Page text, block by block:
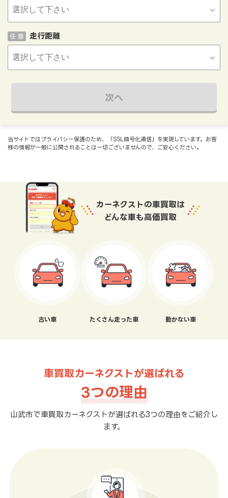
走行距離
任 意
次へ
当サイトではプライバシー保護のため、「SSL暗号化通信」を実現しています。お客
様の情報が一般に公開されることは一切ございませんので、ご安心ください。
カーネクストの車買取は
どんな車も高価買取
古い車 たくさん走った車 動かない車
車買取カーネクストが選ばれる
3つの理由
山武市で車買取カーネクストが選ばれる3つの理由をご紹介し
ます。